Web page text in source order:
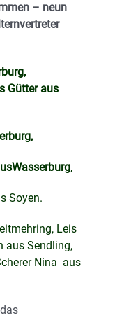
– neun
Gütter aus
,
Soyen.
Leis
aus Sendling,
Nina aus